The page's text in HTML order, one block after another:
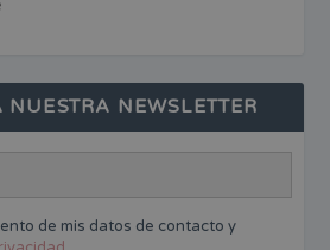
NUESTRA NEWSLETTER
de mis datos de contacto y